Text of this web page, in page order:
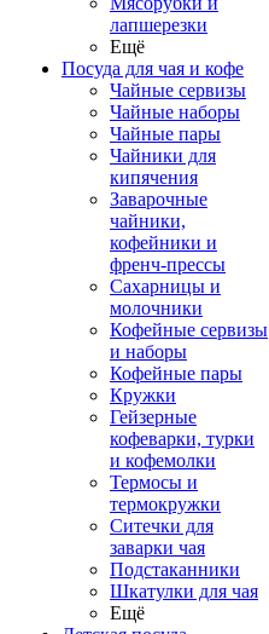
лапшерезки
Ещё
Посуда для чая и кофе
Чайные сервизы
Чайные наборы
Чайные пары
Чайники для
кипячения
Заварочные
чайники,
кофейники и
френч-прессы
Сахарницы и
молочники
Кофейные сервизы
и наборы
Кофейные пары
Кружки
Гейзерные
кофеварки, турки
и кофемолки
Термосы и
термокружки
Ситечки для
заварки чая
Подстаканники
Шкатулки для чая
Ещё